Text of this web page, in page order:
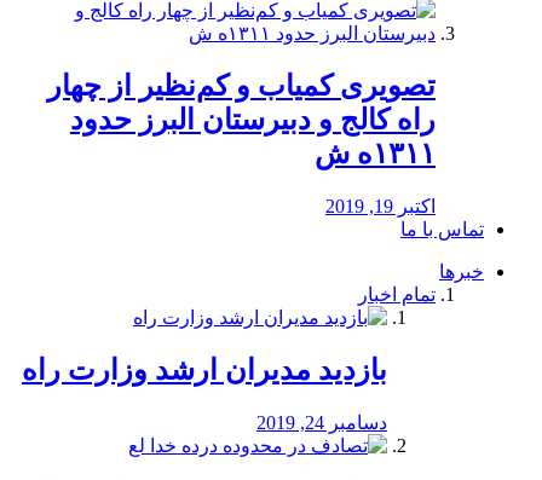
️تصویری کمیاب و کم‌نظیر از چهار
راه كالج و دبيرستان البرز حدود
۱۳۱۱ه ش
اکتبر 19, 2019
تماس با ما
خبرها
تمام اخبار
بازدید مدیران ارشد وزارت راه
دسامبر 24, 2019